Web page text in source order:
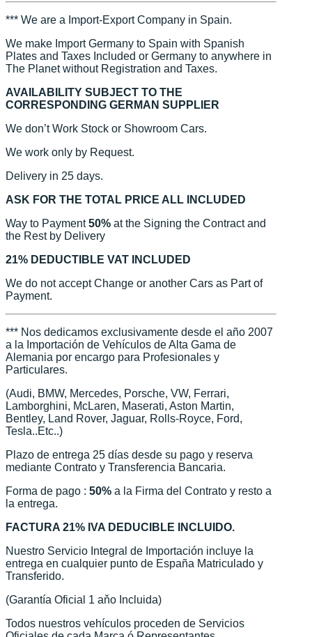
*** We are a Import-Export Company in Spain.
We make Import Germany to Spain with Spanish
Plates and Taxes Included or Germany to anywhere in
The Planet without Registration and Taxes.
AVAILABILITY SUBJECT TO THE
CORRESPONDING GERMAN SUPPLIER
We don’t Work Stock or Showroom Cars.
We work only by Request.
Delivery in 25 days.
ASK FOR THE TOTAL PRICE ALL INCLUDED
Way to Payment50% at the Signing the Contract and
the Rest by Delivery
21% DEDUCTIBLE VAT INCLUDED
We do not accept Change or another Cars as Part of
Payment.
*** Nos dedicamos exclusivamente desde el año 2007
a la Importación de Vehículos de Alta Gama de
Alemania por encargo para Profesionales y
Particulares.
(Audi, BMW, Mercedes, Porsche, VW, Ferrari,
Lamborghini, McLaren, Maserati, Aston Martin,
Bentley, Land Rover, Jaguar, Rolls-Royce, Ford,
Tesla..Etc..)
Plazo de entrega 25 días desde su pago y reserva
mediante Contrato y Transferencia Bancaria.
Forma de pago : 50% a la Firma del Contrato y resto a
la entrega.
FACTURA 21% IVA DEDUCIBLE INCLUIDO.
Nuestro Servicio Integral de Importación incluye la
entrega en cualquier punto de España Matriculado y
Transferido.
(Garantía Oficial 1 aňo Incluida)
Todos nuestros vehículos proceden de Servicios